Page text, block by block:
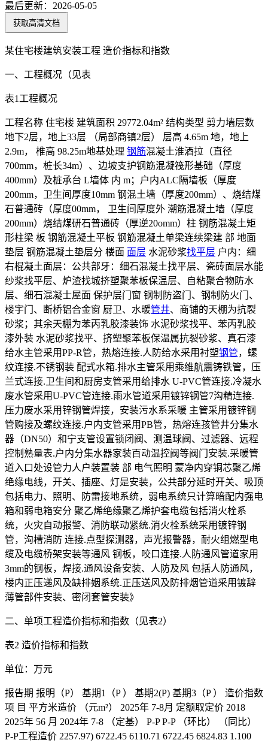
最后更新： 2026-05-05
获取高清文档
某住宅楼建筑安装工程 造价指标和指数
一、工程概况（见表
表1工程概况
工程名称 住宅楼 建筑面积 29772.04m² 结构类型 剪力墙层数
地下2层，地上33层 （局部商镇2层） 层高 4.65m 地，地上
2.9m， 椎高 98.25m地基处理 钢筋混凝土淮酒拉（直径
700mm，桩长34m）、边坡支护钢筋混凝筏形基础（厚度
400mm）及桩承台 L墙体 内 m；户内ALC隔墙板（厚度
200mm，卫生间厚度10mm 钢混土墙（厚度200mm）、烧结煤
石普通砖（厚度00mm， 卫生间厚度外 潮筋混凝土墙（厚度
200mm）烧结煤研石普通砖（厚逆20omm）柱 钢筋混凝土矩
形柱梁 板 钢筋混凝土平板 钢筋混凝土单梁连续梁建 部 地面
垫层 钢筋混凝土垫层分 楼面 面层 水泥砂浆找平层 户内：细
右棍凝土面层：公共部牙：细石混凝土找平层、瓷砖面层水能
纱浆找平层、炉渣找城挤塑聚苯板保温层、自粘聚合物防水
层、细石混凝士屋面 保护层门窗 钢制防盗门、钢制防火门、
楼宇门、断桥铝合金窗 厨卫、水暖管井、商铺的天棚为抗裂
砂浆；其余天棚为苯丙乳胶漆装饰 水泥砂浆找平、苯丙乳胶
漆外装 水泥砂浆找平、挤塑聚苯板保温属抗裂砂浆、真石漆
给水主管采用PP-R管，热熔连接.人防给水采用衬塑钢管，螺
纹连接.不锈钢装 配式水箱.排水主管采用乘维航震铸铁管，压
兰式连接.卫生间和厨房支管采用给排水 U-PVC管连接.冷凝水
废水管采用U-PVC管连接.雨水管道采用镀锌钢管7沟精连接.
压力废水采用锌钢管焊接，安装污水系采暖 主管采用镀锌钢
管购接及螺纹连接.户内支管采用PB管，热熔连孩管井分集水
器（DN50）和宁支管设置锁闭阀、测温球阀、过滤器、远程
控制熟量表.户内分集水器家装百动温控阀等阀门安装.采暖管
道入口处设管力人户装置装 部 电气照明 蒙净内穿铜芯聚乙烯
绝缘电线，开关、插座、灯是安装，公共部分延时开关、吸顶
包括电力、照明、防雷接地系统，弱电系统只计算暗配内强电
箱和弱电箱安分 聚乙烯绝缘聚乙烯护套电缆包括消火栓系
统，火灾自动报警、消防联动紧统.消火栓系统采用镀锌钢
管，沟槽消防 连接.点型探测器，声光报警器，耐火组燃型电
缆及电缆桥架安装等通风 钢板，咬口连接.人防通风管道家用
3mm的钢板，焊接.通风设备安装、人防及风 包括人防通风，
楼内正压递风及缺排姻系统.正压送风及防排烟管道采用镀辞
薄管部件安装、密闭套管安装》
二、单项工程造价指标和指数（见表2）
表2 造价指标和指数
单位：万元
报告期 报明（P） 基期1（P ） 基期2(P) 基期3（P ） 造价指数
项 目 平方米造价 （元m²） 2025年 7-8月 定额取定价 2018
2025年 56 月 2024年 7-8 （定基） P-P P-P （环比） （同比）
P-P工程造价 2257.97) 6722.45 6110.71 6722.45 6824.83 1.100